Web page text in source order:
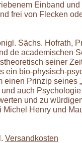
Einband
frei von Flecken
Sächs. Hofrath,
de academischen
seiner
bio-physisch-
Prinzip seines
auch
und zu
Henry und
Versandkosten